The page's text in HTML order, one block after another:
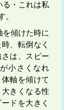
・これは私
。
傾けた時に
、転倒なく
は、スピー
小さくなれ
軸を傾けて
きくなる性
ドを大きく